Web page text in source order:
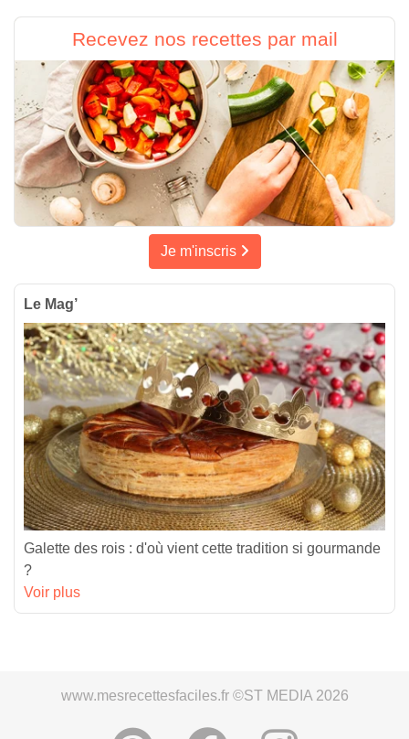
Recevez nos recettes par mail
Je m'inscris
Le Mag’
Galette des rois : d'où vient cette tradition si gourmande
?
Voir plus
www.mesrecettesfaciles.fr ©ST MEDIA 2026